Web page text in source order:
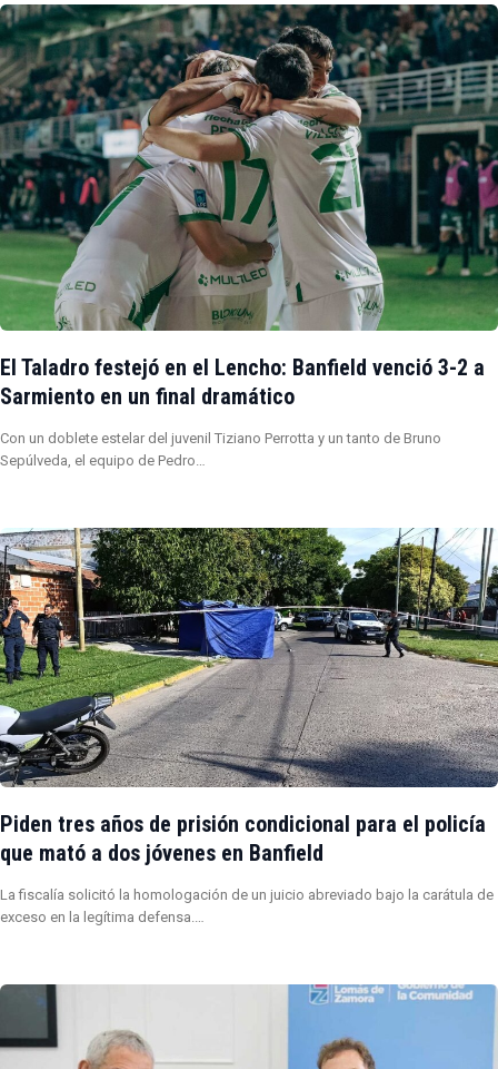
El Taladro festejó en el Lencho: Banfield venció 3-2 a
Sarmiento en un final dramático
Con un doblete estelar del juvenil Tiziano Perrotta y un tanto de Bruno
Sepúlveda, el equipo de Pedro…
Piden tres años de prisión condicional para el policía
que mató a dos jóvenes en Banfield
La fiscalía solicitó la homologación de un juicio abreviado bajo la carátula de
exceso en la legítima defensa.…